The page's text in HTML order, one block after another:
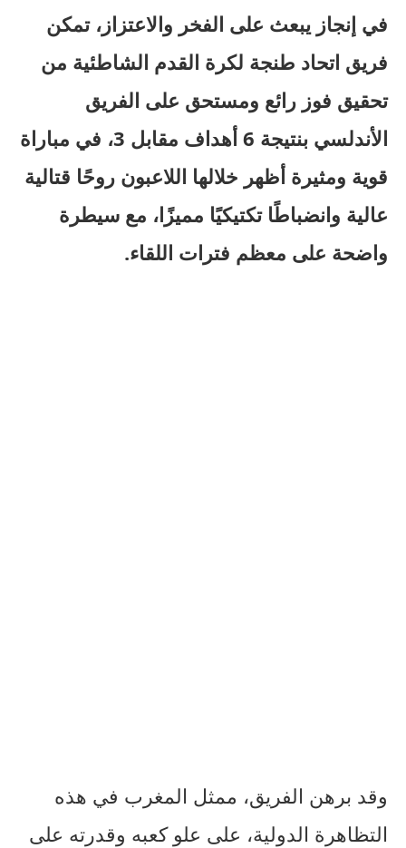
في إنجاز يبعث على الفخر والاعتزاز، تمكن
فريق اتحاد طنجة لكرة القدم الشاطئية من
تحقيق فوز رائع ومستحق على الفريق
الأندلسي بنتيجة 6 أهداف مقابل 3، في مباراة
قوية ومثيرة أظهر خلالها اللاعبون روحًا قتالية
عالية وانضباطًا تكتيكيًا مميزًا، مع سيطرة
واضحة على معظم فترات اللقاء.
وقد برهن الفريق، ممثل المغرب في هذه
التظاهرة الدولية، على علو كعبه وقدرته على